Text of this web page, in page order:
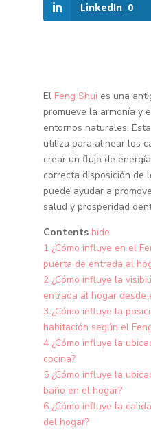
LinkedIn 0
El Feng Shui es una
promueve la armonía y
entornos naturales.
utiliza para alinear los
crear un flujo de
correcta disposición de
puede ayudar a
salud y prosperidad
Contents hide
1 ¿Cómo influye en el
puerta de entrada al
2 ¿Cómo influye la
entrada al hogar desde
3 ¿Cómo influye la
habitación según el
4 ¿Cómo influye la
cocina?
5 ¿Cómo influye la
baño en el hogar?
6 ¿Cómo influye la
del hogar?